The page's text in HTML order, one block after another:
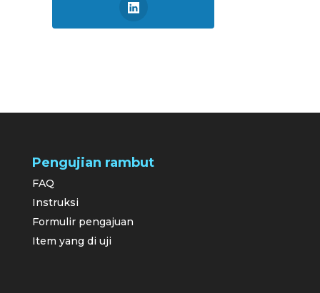
Pengujian rambut
FAQ
Instruksi
Formulir pengajuan
Item yang di uji